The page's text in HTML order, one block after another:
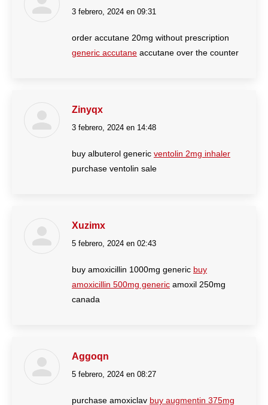
dice:
3 febrero, 2024 en 09:31
order accutane 20mg without prescription
generic accutane accutane over the counter
Zinyqx
dice:
3 febrero, 2024 en 14:48
buy albuterol generic ventolin 2mg inhaler
purchase ventolin sale
Xuzimx
dice:
5 febrero, 2024 en 02:43
buy amoxicillin 1000mg generic buy
amoxicillin 500mg generic amoxil 250mg
canada
Aggoqn
dice:
5 febrero, 2024 en 08:27
purchase amoxiclav buy augmentin 375mg